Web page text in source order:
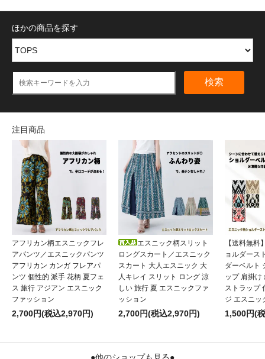
ほかの商品を探す
検索
注目商品
アフリカン柄エスニックフレ
アパンツ／エスニックパンツ
アフリカン カンガ フレアパ
ンツ 個性的 派手 花柄 夏フェ
ス 旅行 アジアン エスニック
ファッション
2,700円(税込2,970円)
エスニック柄スリット
ロングスカート／エスニック
スカート 大人エスニック 大
人キレイ スリット ロング 涼
しい 旅行 夏 エスニックファ
ッション
2,700円(税込2,970円)
【送料無料
ョルダース
ダーベルト
ップ 肩掛け
ストラップ
ジ エスニッ
1,500円(
●他のショップも見る●